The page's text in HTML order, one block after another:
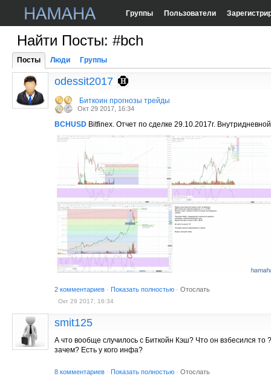
Группы Пользователи
Найти Посты: #bch
Посты Люди Группы
odessit2017
Биткоин прогнозы трейды
Окт 29 2017, 16:34
BCHUSD Bitfinex. Отчет по сделке 29.10.2017г.
2 комментариев · Показать полностью · Отослать
Окт 29 2017, 16:34
smit125
А что вообще случилось с Биткойн Кэш? Что он взбесился то
зачем? Есть у кого инфа?
8 комментариев · Показать полностью · Отослать